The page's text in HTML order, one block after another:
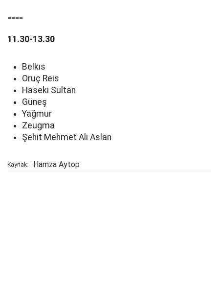
----
11.30-13.30
Belkıs
Oruç Reis
Haseki Sultan
Güneş
Yağmur
Zeugma
Şehit Mehmet Ali Aslan
Kaynak: Hamza Aytop